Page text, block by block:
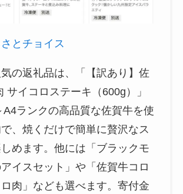
とチョイス
の返礼品は、「【訳あり】佐
サイコロステーキ（600g）」
A4ランクの高品質な佐賀牛を使
、焼くだけで簡単に贅沢なス
めます。他には「ブラックモ
イスセット」や「佐賀牛コロ
肉」なども選べます。寄付金